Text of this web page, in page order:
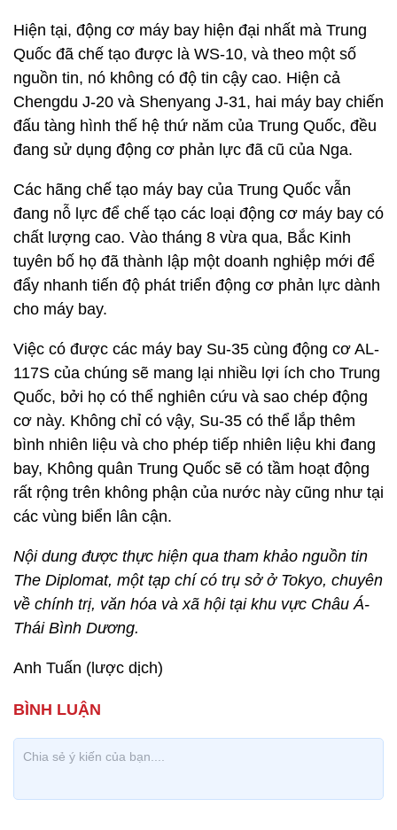
Hiện tại, động cơ máy bay hiện đại nhất mà Trung
Quốc đã chế tạo được là WS-10, và theo một số
nguồn tin, nó không có độ tin cậy cao. Hiện cả
Chengdu J-20 và Shenyang J-31, hai máy bay chiến
đấu tàng hình thế hệ thứ năm của Trung Quốc, đều
đang sử dụng động cơ phản lực đã cũ của Nga.
Các hãng chế tạo máy bay của Trung Quốc vẫn
đang nỗ lực để chế tạo các loại động cơ máy bay có
chất lượng cao. Vào tháng 8 vừa qua, Bắc Kinh
tuyên bố họ đã thành lập một doanh nghiệp mới để
đẩy nhanh tiến độ phát triển động cơ phản lực dành
cho máy bay.
Việc có được các máy bay Su-35 cùng động cơ AL-
117S của chúng sẽ mang lại nhiều lợi ích cho Trung
Quốc, bởi họ có thể nghiên cứu và sao chép động
cơ này. Không chỉ có vậy, Su-35 có thể lắp thêm
bình nhiên liệu và cho phép tiếp nhiên liệu khi đang
bay, Không quân Trung Quốc sẽ có tầm hoạt động
rất rộng trên không phận của nước này cũng như tại
các vùng biển lân cận.
Nội dung được thực hiện qua tham khảo nguồn tin
The Diplomat, một tạp chí có trụ sở ở Tokyo, chuyên
về chính trị, văn hóa và xã hội tại khu vực Châu Á-
Thái Bình Dương.
Anh Tuấn (lược dịch)